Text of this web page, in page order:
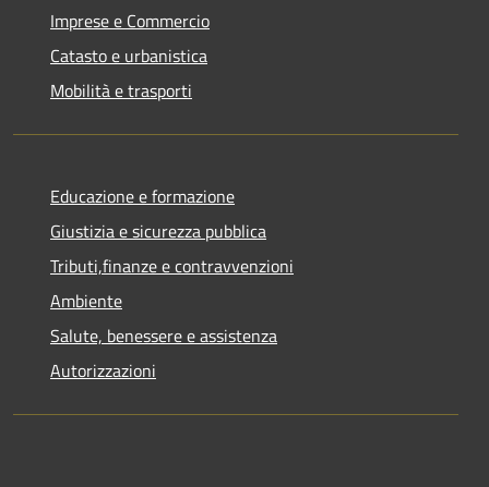
Imprese e Commercio
Catasto e urbanistica
Mobilità e trasporti
Educazione e formazione
Giustizia e sicurezza pubblica
Tributi,finanze e contravvenzioni
Ambiente
Salute, benessere e assistenza
Autorizzazioni